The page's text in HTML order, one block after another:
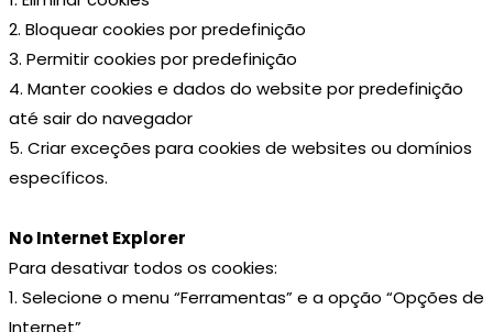
2. Bloquear cookies por predefinição
3. Permitir cookies por predefinição
4. Manter cookies e dados do website por predefinição
até sair do navegador
5. Criar exceções para cookies de websites ou domínios
específicos.
No Internet Explorer
Para desativar todos os cookies:
1. Selecione o menu “Ferramentas” e a opção “Opções de